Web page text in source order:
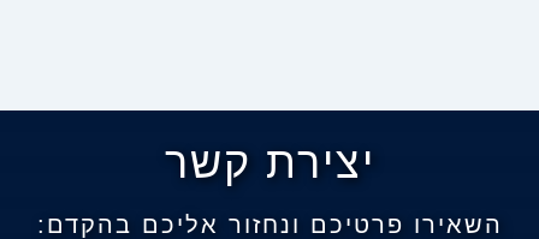
יצירת קשר
השאירו פרטיכם ונחזור אליכם בהקדם: